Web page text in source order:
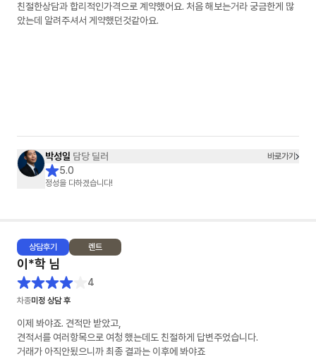
친절한상담과 합리적인가격으로 계약했어요. 처음 해보는거라 궁금한게 많
았는데 알려주셔서 게약했던것같아요.
박성일 담당 딜러 바로가기
5.0
정성을 다하겠습니다!
상담후기 렌트
이*학 님
4
차종미정 상담 후
이제 봐야죠. 견적만 받았고,
견적서를 여러항목으로 여청 했는데도 친절하게 답변주었습니다.
거래가 아직안됬으니까 최종 결과는 이후에 봐야죠